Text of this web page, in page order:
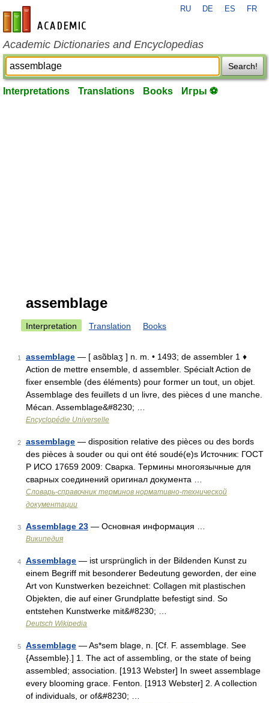
en-academic.com
RU DE ES FR
Academic Dictionaries and Encyclopedias
Search!
Interpretations Translations Books Игры ⚽
assemblage
Interpretation Translation Books
1 assemblage — [ asɑ̃blaʒ ] n. m. • 1493; de assembler 1 ♦
Action de mettre ensemble, d assembler. Spécialt Action de
fixer ensemble (des éléments) pour former un tout, un objet.
Assemblage des feuillets d un livre, des pièces d une manche.
Mécan. Assemblage&#8230; …
Encyclopédie Universelle
2 assemblage — disposition relative des pièces ou des bords
des pièces à souder ou qui ont été soudé(e)s Источник: ГОСТ
Р ИСО 17659 2009: Сварка. Термины многоязычные для
сварных соединений оригинал документа …
Словарь-справочник терминов нормативно-технической
документации
3 Assemblage 23 — Основная информация …
Википедия
4 Assemblage — ist ursprünglich in der Bildenden Kunst zu
einem Begriff mit besonderer Bedeutung geworden, der eine
Art von Kunstwerken bezeichnet: Collagen mit plastischen
Objekten, die auf einer Grundplatte befestigt sind. So
entstehen Kunstwerke mit&#8230; …
Deutsch Wikipedia
5 Assemblage — As*sem blage, n. [Cf. F. assemblage. See
{Assemble}.] 1. The act of assembling, or the state of being
assembled; association. [1913 Webster] In sweet assemblage
every blooming grace. Fenton. [1913 Webster] 2. A collection
of individuals, or of&#8230; …